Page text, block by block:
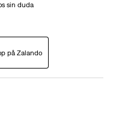
sin duda
på Zalando